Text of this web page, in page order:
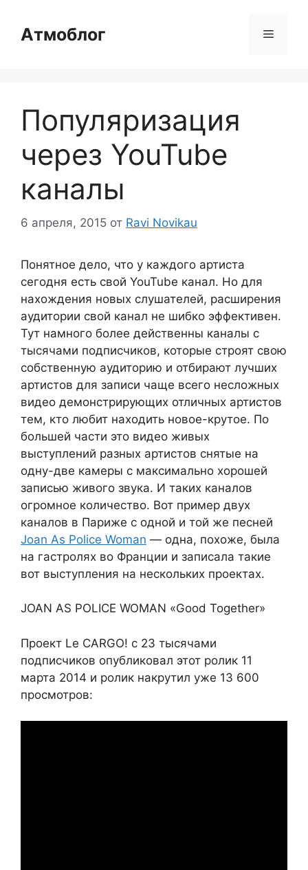
содержимому
Атмоблог Меню
Популяризация
через YouTube
каналы
6 апреля, 2015 от Ravi Novikau
Понятное дело, что у каждого артиста
сегодня есть свой YouTube канал. Но для
нахождения новых слушателей, расширения
аудитории свой канал не шибко эффективен.
Тут намного более действенны каналы с
тысячами подписчиков, которые строят свою
собственную аудиторию и отбирают лучших
артистов для записи чаще всего несложных
видео демонстрирующих отличных артистов
тем, кто любит находить новое-крутое. По
большей части это видео живых
выступлений разных артистов снятые на
одну-две камеры с максимально хорошей
записью живого звука. И таких каналов
огромное количество. Вот пример двух
каналов в Париже с одной и той же песней
Joan As Police Woman — одна, похоже, была
на гастролях во Франции и записала такие
вот выступления на нескольких проектах.
JOAN AS POLICE WOMAN «Good Together»
Проект Le CARGO! с 23 тысячами
подписчиков опубликовал этот ролик 11
марта 2014 и ролик накрутил уже 13 600
просмотров: